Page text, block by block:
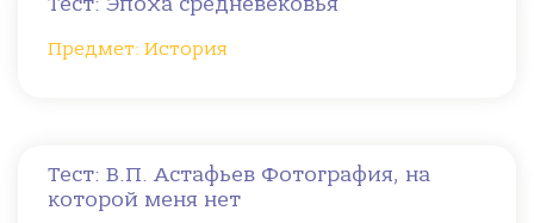
Предмет: История
Тест: В.П. Астафьев Фотография, на
которой меня нет